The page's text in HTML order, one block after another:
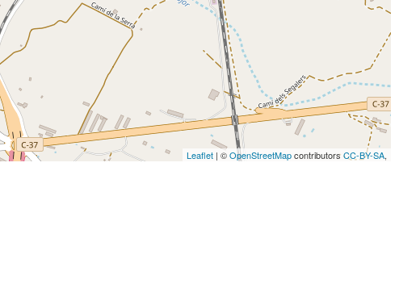
Leaflet | ©OpenStreetMapcontributorsCC-BY-SA,